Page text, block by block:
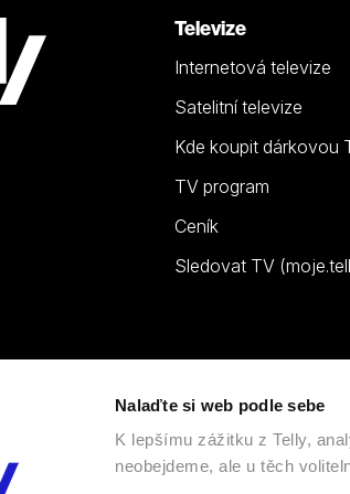
Nalaďte si web podle sebe
K lepšímu zážitku z Telly,
neobejdeme, ale u těch
Televize
Internetová televize
Satelitní televize
Kde koupit dárkovou
TV program
Ceník
Sledovat TV
, člen skupiny LAMA ENERGY